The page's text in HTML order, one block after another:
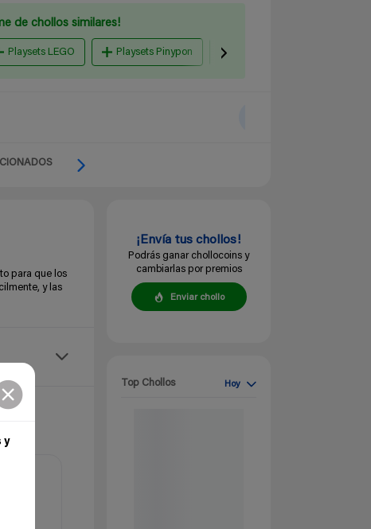
y
de chollos similares!
Playsets LEGO Playsets Pinypon
para que los
y las
¡Envía tus chollos!
Podrás ganar chollocoins y
cambiarlas por premios
Enviar chollo
Top Chollos Hoy